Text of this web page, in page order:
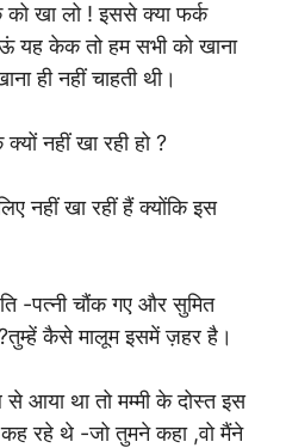
खा लो ! इससे क्या फर्क
यह केक तो हम सभी को खाना
ही नहीं चाहती थी।
नहीं खा रही हो ?
नहीं खा रहीं हैं क्योंकि इस
-पत्नी चौंक गए और सुमित
कैसे मालूम इसमें ज़हर है।
आया था तो मम्मी के दोस्त इस
रहे थे -जो तुमने कहा ,वो मैंने